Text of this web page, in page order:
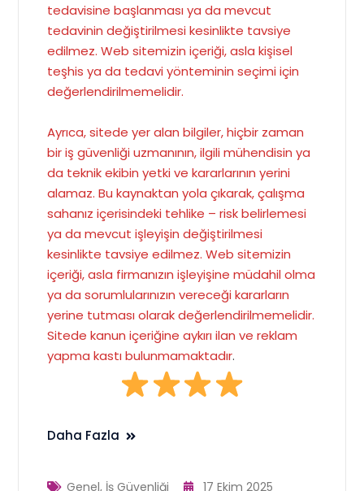
tedavisine başlanması ya da mevcut
tedavinin değiştirilmesi kesinlikte tavsiye
edilmez. Web sitemizin içeriği, asla kişisel
teşhis ya da tedavi yönteminin seçimi için
değerlendirilmemelidir.
Ayrıca, sitede yer alan bilgiler, hiçbir zaman
bir iş güvenliği uzmanının, ilgili mühendisin ya
da teknik ekibin yetki ve kararlarının yerini
alamaz. Bu kaynaktan yola çıkarak, çalışma
sahanız içerisindeki tehlike – risk belirlemesi
ya da mevcut işleyişin değiştirilmesi
kesinlikte tavsiye edilmez. Web sitemizin
içeriği, asla firmanızın işleyişine müdahil olma
ya da sorumlularınızın vereceği kararların
yerine tutması olarak değerlendirilmemelidir.
Sitede kanun içeriğine aykırı ilan ve reklam
yapma kastı bulunmamaktadır.
Daha Fazla
Genel, İş Güvenliği 17 Ekim 2025